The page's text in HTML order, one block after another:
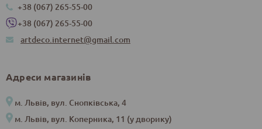
+38 (067) 265-55-00
+38 (067) 265-55-00
artdeco.internet@gmail.com
Адреси магазинів
м. Львів, вул. Снопківська, 4
м. Львів, вул. Коперника, 11 (у дворику)